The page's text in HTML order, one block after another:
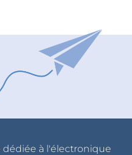
à l'électronique